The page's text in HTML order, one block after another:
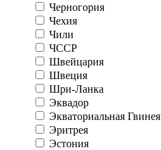
Черногория
Чехия
Чили
ЧССР
Швейцария
Швеция
Шри-Ланка
Эквадор
Экваториальная Гвинея
Эритрея
Эстония